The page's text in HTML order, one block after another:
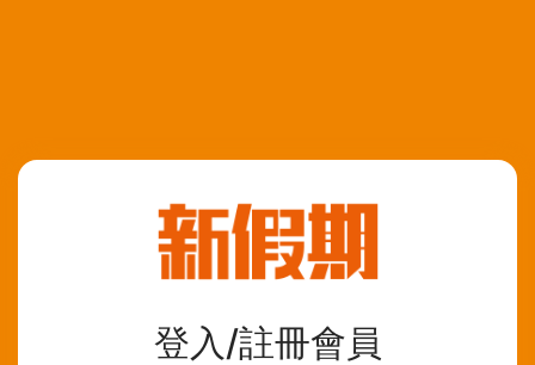
登入/註冊會員